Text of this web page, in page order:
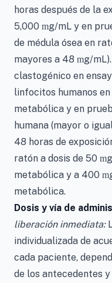
horas después de la
5,000 mg/mL y en
de médula ósea en
mayores a 48 mg/
clastogénico en
linfocitos humanos
metabólica y en
humana (mayor o
48 horas de
ratón a dosis de 50 m
metabólica y a 400 m
metabólica.
Dosis y vía de
liberación inmediata:
individualizada de
cada paciente,
de los antecedentes